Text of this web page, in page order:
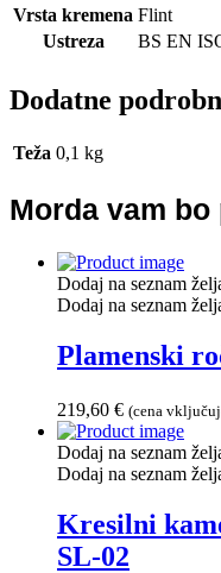
Vrsta kremena Flint
Ustreza
BS EN
Dodatne
Teža 0,1 kg
Morda vam
Dodaj na seznam
Dodaj na seznam
Plamenski
219,60 € (cena
Dodaj na seznam
Dodaj na seznam
Kresilni
SL-02